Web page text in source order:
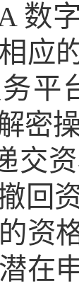
数
应
平
密
交
回
资
在